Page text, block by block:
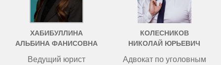
ХАБИБУЛЛИНА
АЛЬБИНА ФАНИСОВНА
Ведущий юрист
КОЛЕСНИКОВ
НИКОЛАЙ ЮРЬЕВИЧ
Адвокат по уголовным